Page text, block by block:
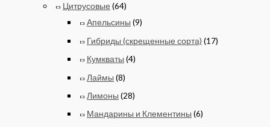
Цитрусовые (64)
Апельсины (9)
Гибриды (скрещенные сорта) (17)
Кумкваты (4)
Лаймы (8)
Лимоны (28)
Мандарины и Клементины (6)